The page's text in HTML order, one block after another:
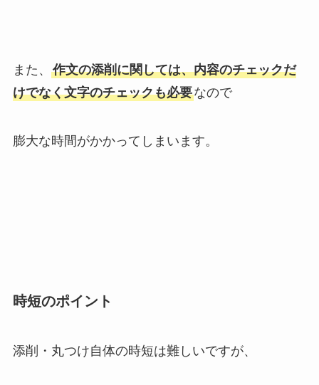
また、 作文の添削に関しては、内容のチェックだ
けでなく文字のチェックも必要なので
膨大な時間がかかってしまいます。
時短のポイント
添削・丸つけ自体の時短は難しいですが、